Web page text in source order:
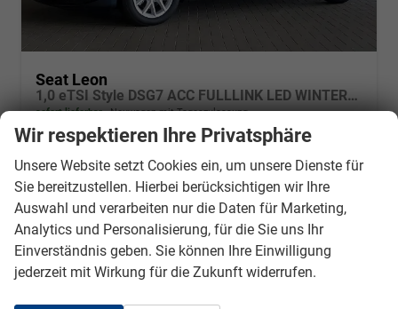
Seat Leon
1,0 eTSI Style DSG7 ACC FULLLINK LED WINTERPAK
sofort lieferbar Neuwagen mit Tageszulassung
2927
Autom. 7-Gang
Kraftstoff
Benzin Außenfarbe Magneticgrey
Leistung 81 kW (110 PS) Kilometerstand 5 km
18.04.2024
22.850,– €
incl. 19% MwSt.
Details
CO -Klasse: D
Wir respektieren Ihre Privatsphäre
Unsere Website setzt Cookies ein, um unsere Dienste für
Sie bereitzustellen. Hierbei berücksichtigen wir Ihre
Auswahl und verarbeiten nur die Daten für Marketing,
Analytics und Personalisierung, für die Sie uns Ihr
Einverständnis geben. Sie können Ihre Einwilligung
jederzeit mit Wirkung für die Zukunft widerrufen.